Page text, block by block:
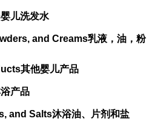
婴儿洗发水
and Creams乳液，油，粉
其他婴儿产品
产品
and Salts沐浴油、片剂和盐